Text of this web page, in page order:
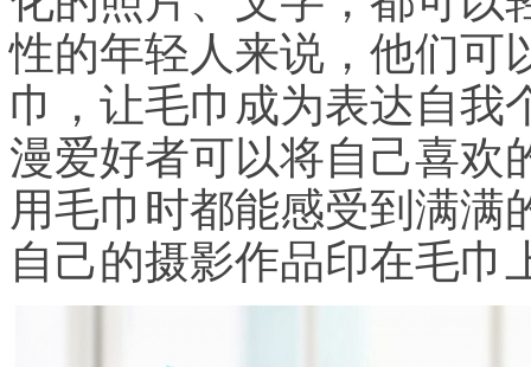
性的年轻人来说，他们可
巾，让毛巾成为表达自我
漫爱好者可以将自己喜欢
用毛巾时都能感受到满满
自己的摄影作品印在毛巾